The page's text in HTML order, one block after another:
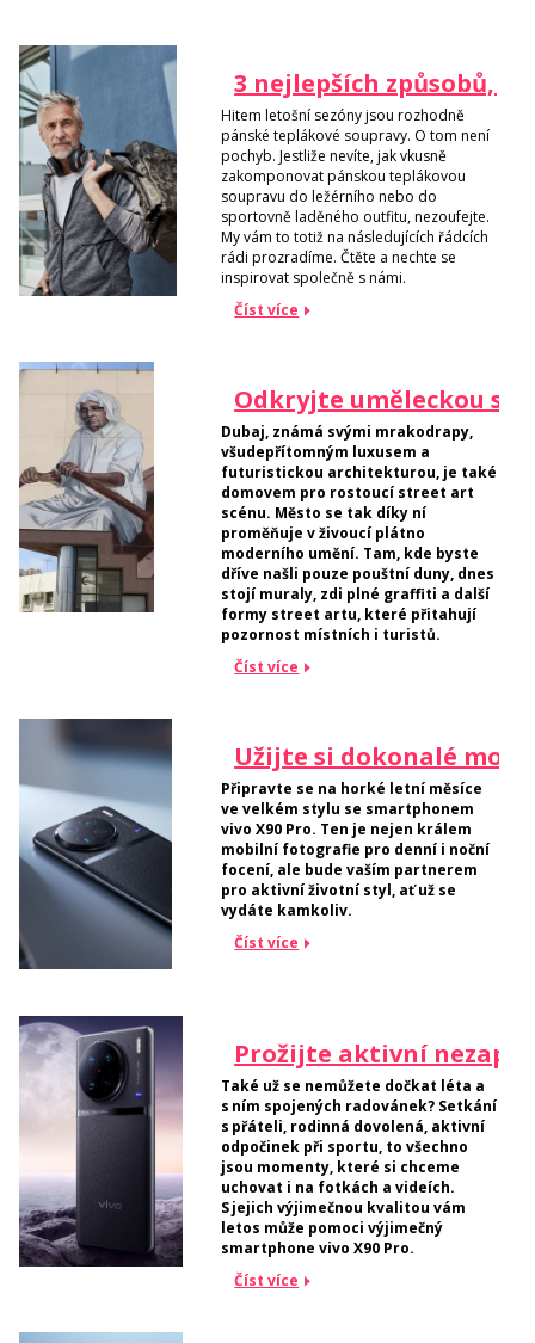
3 nejlepších způsobů,
Hitem letošní sezóny jsou rozhodně
pánské teplákové soupravy. O tom není
pochyb. Jestliže nevíte, jak vkusně
zakomponovat pánskou teplákovou
soupravu do ležérního nebo do
sportovně laděného outfitu, nezoufejte.
My vám to totiž na následujících řádcích
rádi prozradíme. Čtěte a nechte se
inspirovat společně s námi.
Číst více
Odkryjte uměleckou
Dubaj, známá svými mrakodrapy,
všudepřítomným luxusem a
futuristickou architekturou, je také
domovem pro rostoucí street art
scénu. Město se tak díky ní
proměňuje v živoucí plátno
moderního umění. Tam, kde byste
dříve našli pouze pouštní duny, dnes
stojí muraly, zdi plné graffiti a další
formy street artu, které přitahují
pozornost místních i turistů.
Číst více
Užijte si dokonalé
Připravte se na horké letní měsíce
ve velkém stylu se smartphonem
vivo X90 Pro. Ten je nejen králem
mobilní fotografie pro denní i noční
focení, ale bude vaším partnerem
pro aktivní životní styl, ať už se
vydáte kamkoliv.
Číst více
Prožijte aktivní
Také už se nemůžete dočkat léta a
s ním spojených radovánek? Setkání
s přáteli, rodinná dovolená, aktivní
odpočinek při sportu, to všechno
jsou momenty, které si chceme
uchovat i na fotkách a videích.
S jejich výjimečnou kvalitou vám
letos může pomoci výjimečný
smartphone vivo X90 Pro.
Číst více